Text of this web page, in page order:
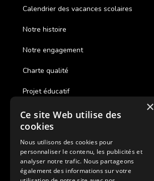
Calendrier des vacances scolaires
Notre histoire
Notre engagement
Charte qualité
Projet éducatif
Des colonies de vacances inclusives
Assurances annulations
Aides financières pour partir en colonie
×
Ce site Web utilise des
cookies
Nous utilisons des cookies pour
personnaliser le contenu, les publicités et
analyser notre trafic. Nous partageons
également des informations sur votre